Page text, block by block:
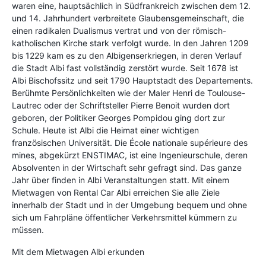
waren eine, hauptsächlich in Südfrankreich zwischen dem 12.
und 14. Jahrhundert verbreitete Glaubensgemeinschaft, die
einen radikalen Dualismus vertrat und von der römisch-
katholischen Kirche stark verfolgt wurde. In den Jahren 1209
bis 1229 kam es zu den Albigenserkriegen, in deren Verlauf
die Stadt Albi fast vollständig zerstört wurde. Seit 1678 ist
Albi Bischofssitz und seit 1790 Hauptstadt des Departements.
Berühmte Persönlichkeiten wie der Maler Henri de Toulouse-
Lautrec oder der Schriftsteller Pierre Benoit wurden dort
geboren, der Politiker Georges Pompidou ging dort zur
Schule. Heute ist Albi die Heimat einer wichtigen
französischen Universität. Die École nationale supérieure des
mines, abgekürzt ENSTIMAC, ist eine Ingenieurschule, deren
Absolventen in der Wirtschaft sehr gefragt sind. Das ganze
Jahr über finden in Albi Veranstaltungen statt. Mit einem
Mietwagen von Rental Car Albi erreichen Sie alle Ziele
innerhalb der Stadt und in der Umgebung bequem und ohne
sich um Fahrpläne öffentlicher Verkehrsmittel kümmern zu
müssen.
Mit dem Mietwagen Albi erkunden